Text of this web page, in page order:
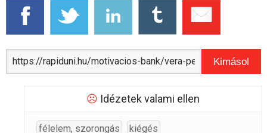
Kimásol
☹ Idézetek valami ellen
félelem, szorongás
kiégés